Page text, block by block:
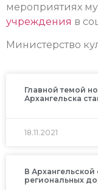
мероприятиях
учреждения в
Министерство
Главной темой
Архангельска
18.11.2021
В Архангельской
региональных